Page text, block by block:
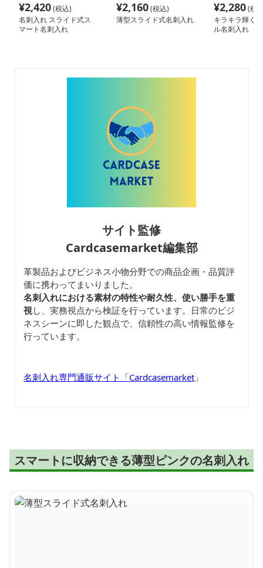
¥2,420(税込)
名刺入れ スライド式ス
マート名刺入れ
¥2,160(税込)
薄型スライド式名刺入れ
¥2,280(税
キラキラ輝く
ル名刺入れ
サイト監修
Cardcasemarket編集部
革製品およびビジネス小物分野での商品企画・品質評
価に携わってまいりました。
名刺入れにおける素材の特性や耐久性、使い勝手を重
視し、実務視点から検証を行っています。日常のビジ
ネスシーンに即した観点で、信頼性の高い情報監修を
行っています。
名刺入れ専門通販サイト「Cardcasemarket 」
スマートに収納できる薄型ピンクの名刺入れ